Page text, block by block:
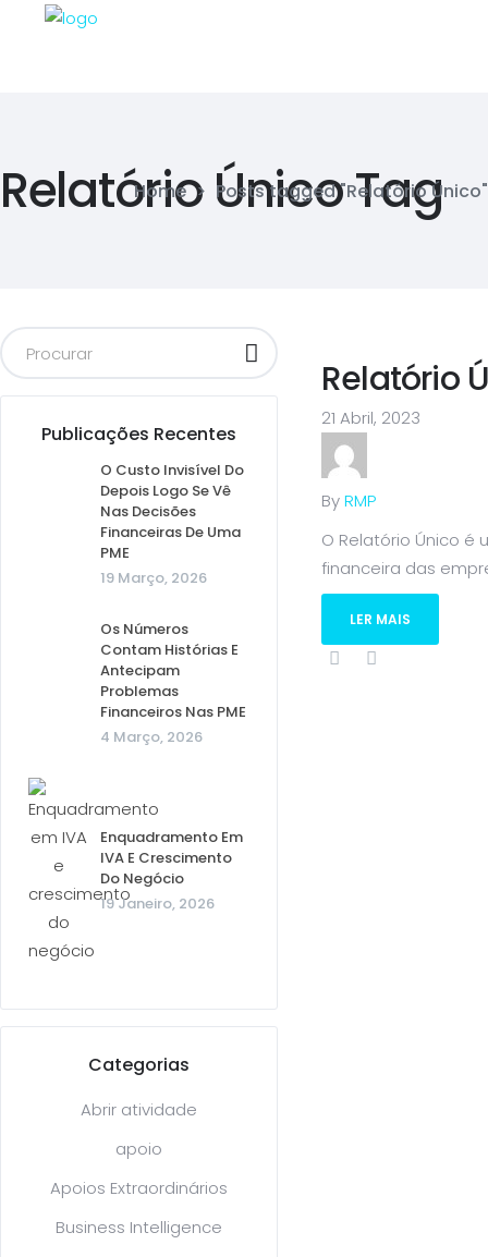
Relatório Único Tag
Home > Posts tagged "Relatório Único"
Publicações Recentes
O Custo Invisível Do
Depois Logo Se Vê
Nas Decisões
Financeiras De Uma
PME
19 Março, 2026
Os Números
Contam Histórias E
Antecipam
Problemas
Financeiros Nas PME
4 Março, 2026
Enquadramento Em
IVA E Crescimento
Do Negócio
19 Janeiro, 2026
Categorias
Abrir atividade
apoio
Apoios Extraordinários
Business Intelligence
Relatório
21 Abril, 2023
ByRMP
O Relatório Único
financeira das
LER MAIS